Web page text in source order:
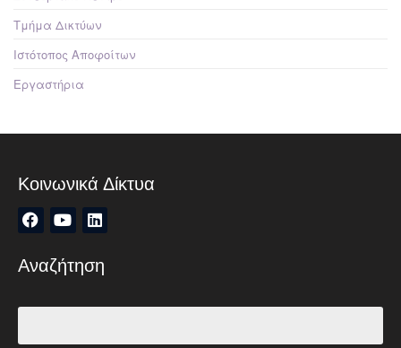
Τμήμα Δικτύων
Ιστότοπος Αποφοίτων
Εργαστήρια
Κοινωνικά Δίκτυα
Αναζήτηση